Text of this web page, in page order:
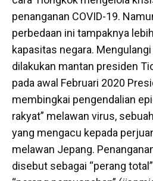
penanganan COVID-19.
perbedaan ini tampaknya
kapasitas negara.
dilakukan mantan presiden
pada awal Februari 2020
membingkai pengendalian
rakyat” melawan virus,
yang mengacu kepada
melawan Jepang.
disebut sebagai “perang